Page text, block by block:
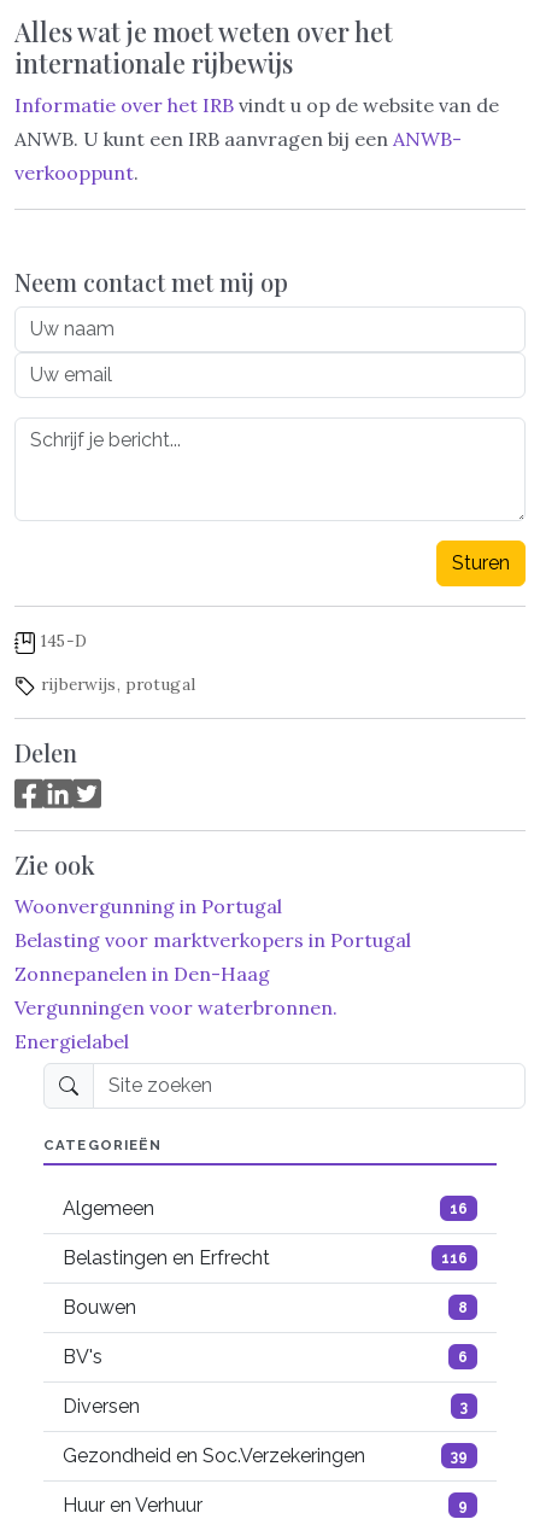
Alles wat je moet weten over het
internationale rijbewijs
Informatie over het IRB vindt u op de website van de
ANWB. U kunt een IRB aanvragen bij een ANWB-
verkooppunt.
Neem contact met mij op
Sturen
145-D
rijberwijs, protugal
Delen
Zie ook
Woonvergunning in Portugal
Belasting voor marktverkopers in Portugal
Zonnepanelen in Den-Haag
Vergunningen voor waterbronnen.
Energielabel
CATEGORIEËN
Algemeen 16
Belastingen en Erfrecht 116
Bouwen 8
BV's 6
Diversen 3
Gezondheid en Soc.Verzekeringen 39
Huur en Verhuur 9